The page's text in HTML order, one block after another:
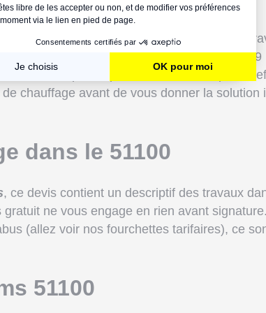
chauffage à Reims, problème plutôt
(service ouvert tous les jours de 8h30 à
le plus rapidement, dans les plus
chauffage avant de vous donner la
dans le 51100
, ce devis contient un descriptif des travaux
ne vous engage en rien avant
(allez voir nos fourchettes tarifaires), ce
51100